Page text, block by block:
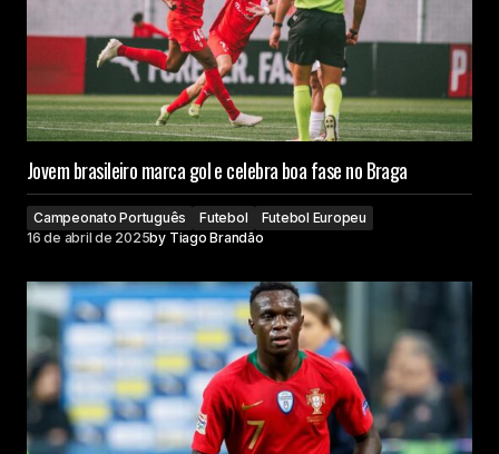
Jovem brasileiro marca gol e celebra boa fase no Braga
Campeonato Português Futebol
Futebol Europeu
16 de abril de 2025by Tiago Brandão